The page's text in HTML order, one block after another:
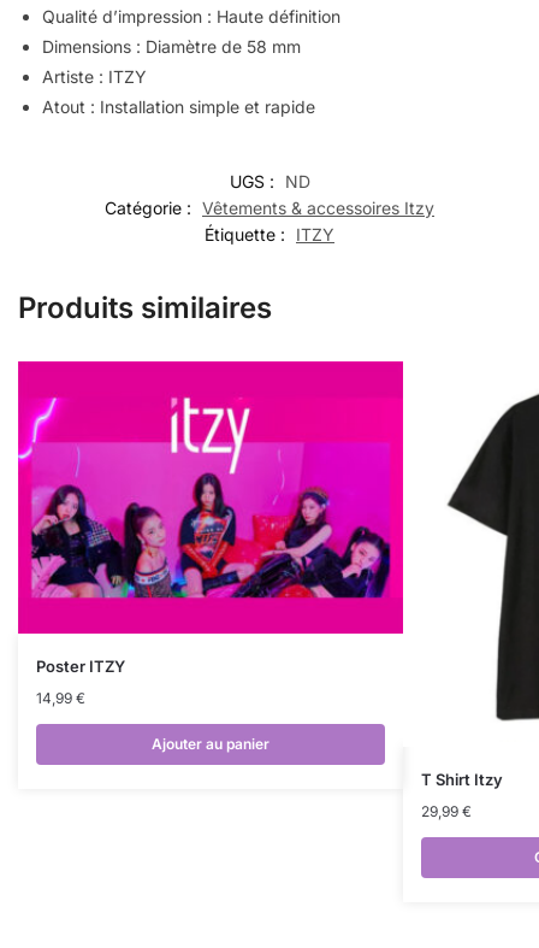
Qualité d’impression : Haute définition
Dimensions : Diamètre de 58 mm
Artiste : ITZY
Atout : Installation simple et rapide
UGS :
ND
Catégorie : Vêtements & accessoires Itzy
Étiquette :
ITZY
Produits similaires
Poster ITZY
14,99 €
Ajouter au panier
T Shirt Itzy
29,99 €